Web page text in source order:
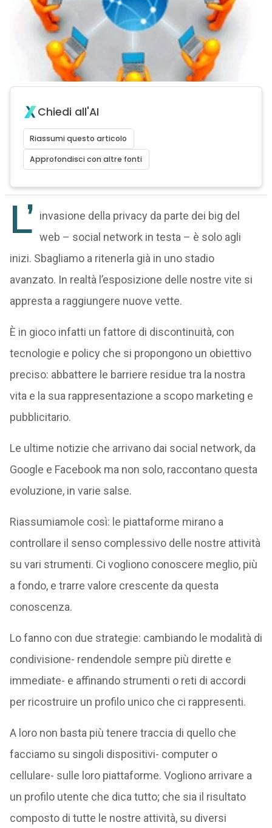
Chiedi all'AI
Riassumi questo articolo
Approfondisci con altre fonti
L’ invasione della privacy da parte dei big del
web – social network in testa – è solo agli
inizi. Sbagliamo a ritenerla già in uno stadio
avanzato. In realtà l’esposizione delle nostre vite si
appresta a raggiungere nuove vette.
È in gioco infatti un fattore di discontinuità, con
tecnologie e policy che si propongono un obiettivo
preciso: abbattere le barriere residue tra la nostra
vita e la sua rappresentazione a scopo marketing e
pubblicitario.
Le ultime notizie che arrivano dai social network, da
Google e Facebook ma non solo, raccontano questa
evoluzione, in varie salse.
Riassumiamole così: le piattaforme mirano a
controllare il senso complessivo delle nostre attività
su vari strumenti. Ci vogliono conoscere meglio, più
a fondo, e trarre valore crescente da questa
conoscenza.
Lo fanno con due strategie: cambiando le modalità di
condivisione- rendendole sempre più dirette e
immediate- e affinando strumenti o reti di accordi
per ricostruire un profilo unico che ci rappresenti.
A loro non basta più tenere traccia di quello che
facciamo su singoli dispositivi- computer o
cellulare- sulle loro piattaforme. Vogliono arrivare a
un profilo utente che dica tutto; che sia il risultato
composto di tutte le nostre attività, su diversi